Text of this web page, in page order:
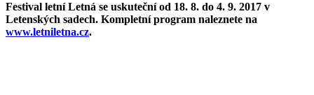
Festival letní Letná se uskuteční od 18. 8. do 4. 9. 2017 v
Letenských sadech. Kompletní program naleznete na
www.letniletna.cz.